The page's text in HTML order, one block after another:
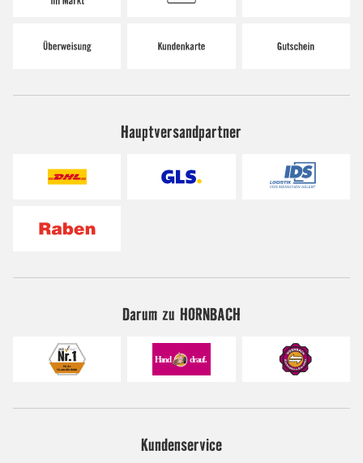
Hauptversandpartner
Darum zu HORNBACH
Kundenservice